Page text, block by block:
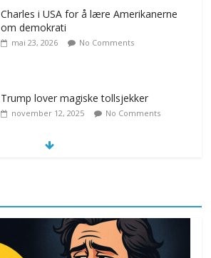
Charles i USA for å lære Amerikanerne
om demokrati
mai 23, 2026 No Comments
Trump lover magiske tollsjekker
november 12, 2025 No Comments